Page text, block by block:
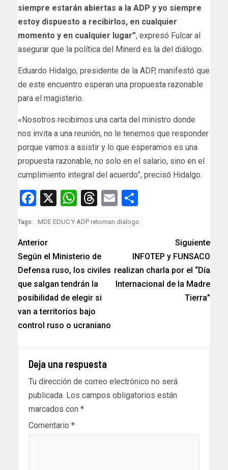
siempre estarán abiertas a la ADP y yo siempre
estoy dispuesto a recibirlos, en cualquier
momento y en cualquier lugar”, expresó Fulcar al
asegurar que la política del Minerd es la del diálogo.
Eduardo Hidalgo, presidente de la ADP, manifestó que
de este encuentro esperan una propuesta razonable
para el magisterio.
«Nosotros recibimos una carta del ministro donde
nos invita a una reunión, no le tenemos que responder
porque vamos a asistir y lo que esperamos es una
propuesta razonable, no solo en el salario, sino en el
cumplimiento integral del acuerdo”, precisó Hidalgo.
Facebook
X WhatsApp
Threads
Email
Tags: MDE EDUC Y ADP retoman dialogo
Anterior
Según el Ministerio de
Defensa ruso, los civiles
que salgan tendrán la
posibilidad de elegir si
van a territorios bajo
control ruso o ucraniano
Siguiente
INFOTEP y FUNSACO
realizan charla por el “Día
Internacional de la Madre
Tierra”
Deja una respuesta
Tu dirección de correo electrónico no será
publicada. Los campos obligatorios están
marcados con *
Comentario *